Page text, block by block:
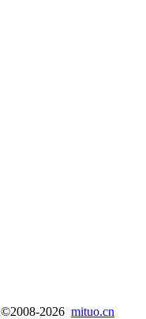
©2008-2026 mituo.cn